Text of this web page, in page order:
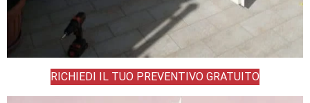
RICHIEDI IL TUO PREVENTIVO GRATUITO